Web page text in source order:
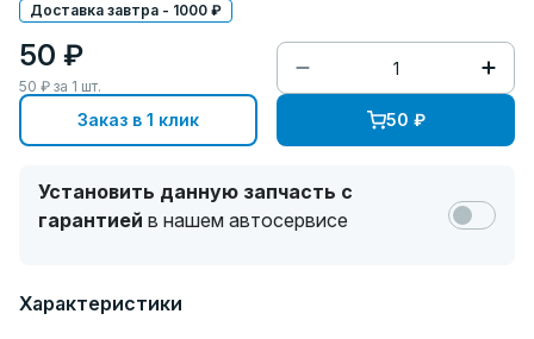
Доставка завтра - 1000 ₽
50 ₽
50 ₽ за 1 шт.
Заказ в 1 клик 50 ₽
Установить данную запчасть с
гарантией в нашем автосервисе
Характеристики